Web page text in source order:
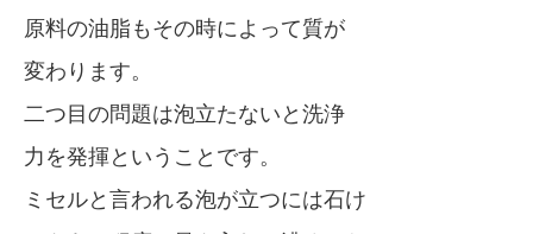
原料の油脂もその時によって質が
変わります。
二つ目の問題は泡立たないと洗浄
力を発揮ということです。
ミセルと言われる泡が立つには石け